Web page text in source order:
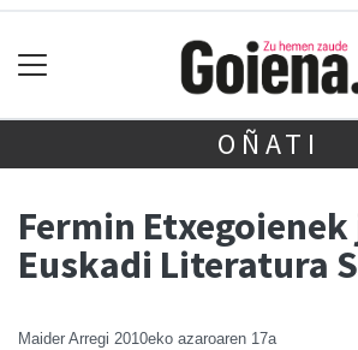
OÑATI
Fermin Etxegoienek
Euskadi Literatura
Maider Arregi 2010eko azaroaren 17a